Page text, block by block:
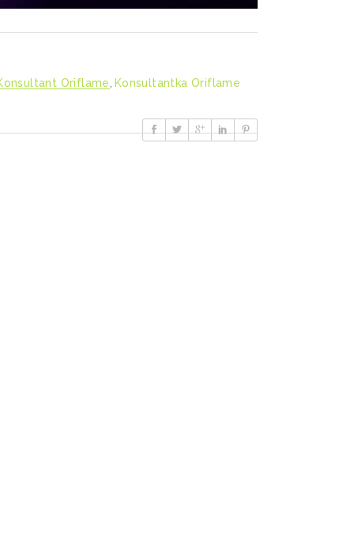
Oriflame, Konsultantka Oriflame